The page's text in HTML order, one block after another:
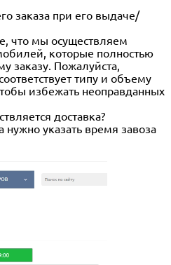
заказа при его выдаче/
что мы осуществляем
которые полностью
заказу. Пожалуйста,
типу и объему
избежать неоправданных
доставка?
указать время завоза